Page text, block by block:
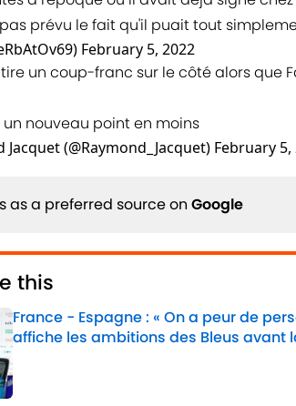
prévu le fait qu'il puait tout
February 5, 2022
un coup-franc sur le côté alors que
un nouveau point en moins
(@Raymond_Jacquet) February 5,
as a preferred source on Google
this
France - Espagne : « On a peur de
affiche les ambitions des Bleus avant